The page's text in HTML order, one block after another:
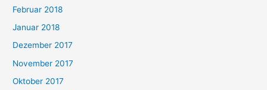
Februar 2018
Januar 2018
Dezember 2017
November 2017
Oktober 2017